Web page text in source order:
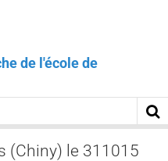
de l'école de
(Chiny) le 311015